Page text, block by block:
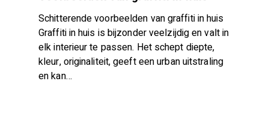
Schitterende voorbeelden van graffiti in huis
Graffiti in huis is bijzonder veelzijdig en valt in
elk interieur te passen. Het schept diepte,
kleur, originaliteit, geeft een urban uitstraling
en kan…